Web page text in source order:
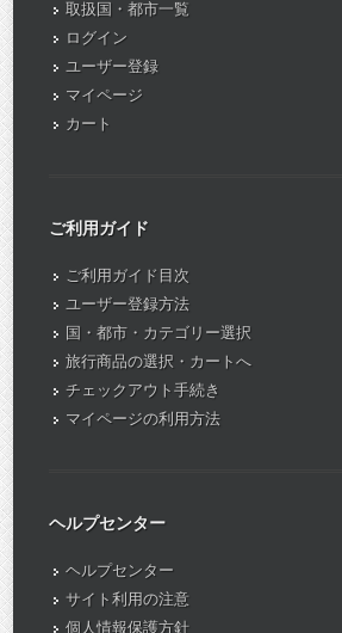
取扱国・都市一覧
ログイン
ユーザー登録
マイページ
カート
ご利用ガイド
ご利用ガイド目次
ユーザー登録方法
国・都市・カテゴリー選択
旅行商品の選択・カートへ
チェックアウト手続き
マイページの利用方法
ヘルプセンター
ヘルプセンター
サイト利用の注意
個人情報保護方針